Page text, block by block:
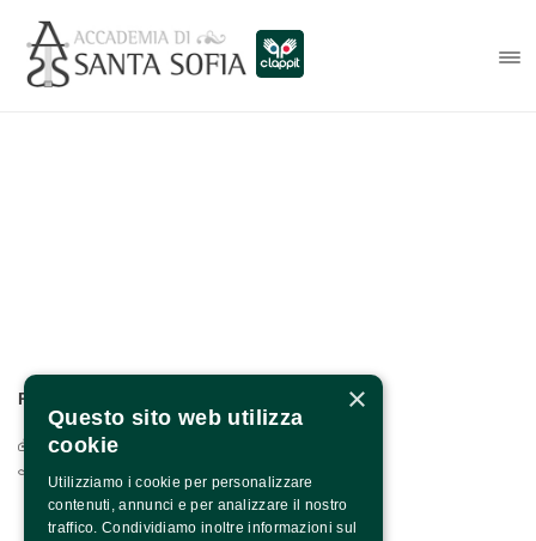
PER INFO E CONTATTI:
Via Francesco Albergamo, 4 - 82100 Benevento
×
Questo sito web utilizza
cookie
Utilizziamo i cookie per personalizzare
contenuti, annunci e per analizzare il nostro
traffico. Condividiamo inoltre informazioni sul